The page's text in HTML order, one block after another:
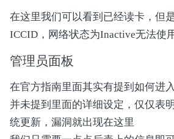
在这里我们可以看到已经读卡，但
ICCID，网络状态为Inactive无法使
管理员面板
在官方指南里面其实有提到如何进
并未提到里面的详细设定，仅仅表
统更新，漏洞就出现在这里